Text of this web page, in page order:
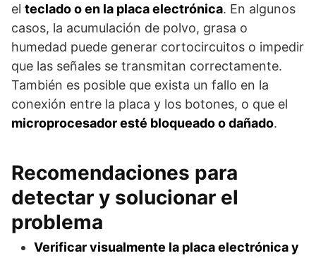
el teclado o en la placa electrónica. En algunos
casos, la acumulación de polvo, grasa o
humedad puede generar cortocircuitos o impedir
que las señales se transmitan correctamente.
También es posible que exista un fallo en la
conexión entre la placa y los botones, o que el
microprocesador esté bloqueado o dañado.
Recomendaciones para
detectar y solucionar el
problema
Verificar visualmente la placa electrónica y